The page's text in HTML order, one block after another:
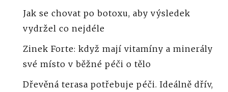
Jak se chovat po botoxu, aby výsledek
vydržel co nejdéle
Zinek Forte: když mají vitamíny a minerály
své místo v běžné péči o tělo
Dřevěná terasa potřebuje péči. Ideálně dřív,